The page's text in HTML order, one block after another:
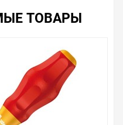
отбора и
рукоятка
защищает от
ТОВАРЫ